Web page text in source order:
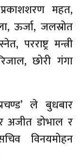
महत,
ऊर्जा, जलस्रोत
परराष्ट्र मन्त्री
छोरी गंगा
ले बुधबार
अजीत डोभाल र
विनयमोहन